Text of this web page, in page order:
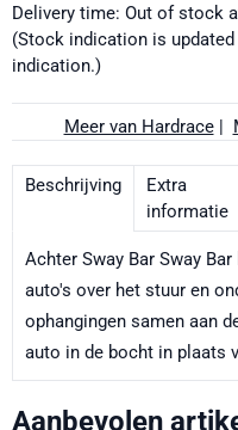
Delivery time: Out of stock
(Stock indication is
indication.)
Meer van Hardrace|
Beschrijving
Extra
informatie
Achter Sway Bar Sway
auto's over het stuur en
ophangingen samen aan
auto in de bocht in plaats
Aanbevolen